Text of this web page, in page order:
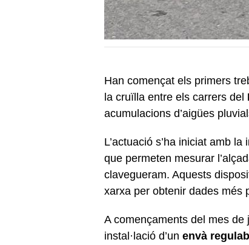
Han començat els primers
la cruïlla entre els carrers del
acumulacions d’aigües
L’actuació s’ha iniciat amb la
que permeten mesurar
clavegueram. Aquests
xarxa per obtenir dades més
A començaments del mes
instal·lació d’un envà